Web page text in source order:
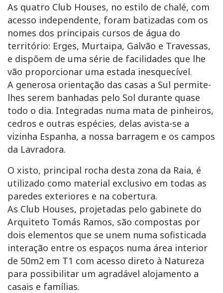
As quatro Club Houses, no estilo de chalé, com
acesso independente, foram batizadas com os
nomes dos principais cursos de água do
território: Erges, Murtaipa, Galvão e Travessas,
e dispõem de uma série de facilidades que lhe
vão proporcionar uma estada inesquecível.
A generosa orientação das casas a Sul permite-
lhes serem banhadas pelo Sol durante quase
todo o dia. Integradas numa mata de pinheiros,
cedros e outras espécies, delas avista-se a
vizinha Espanha, a nossa barragem e os campos
da Lavradora.
O xisto, principal rocha desta zona da Raia, é
utilizado como material exclusivo em todas as
paredes exteriores e na cobertura.
As Club Houses, projetadas pelo gabinete do
Arquiteto Tomás Ramos, são compostas por
dois elementos que se unem numa sofisticada
interação entre os espaços numa área interior
de 50m2 em T1 com acesso direto à Natureza
para possibilitar um agradável alojamento a
casais e famílias.